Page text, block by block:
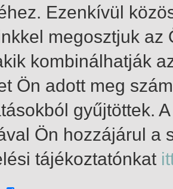
Ezenkívül
megosztjuk
kombinálhatják
Ön adott meg
gyűjtöttek.
Ön hozzájárul a
tájékoztatónkat